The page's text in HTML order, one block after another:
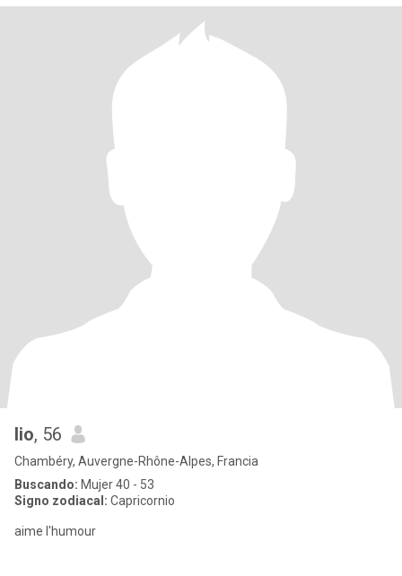
lio, 56
Chambéry, Auvergne-Rhône-Alpes, Francia
Buscando: Mujer 40 - 53
Signo zodiacal: Capricornio
aime l'humour